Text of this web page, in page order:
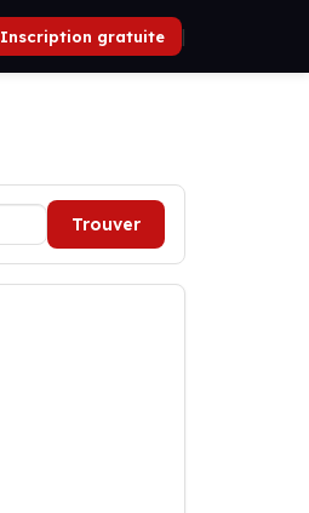
Inscription gratuite |
Trouver